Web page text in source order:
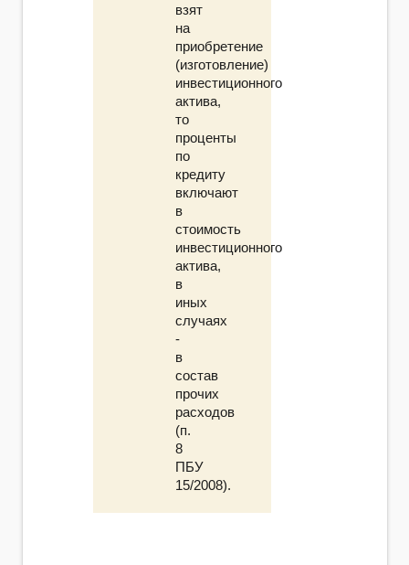
взят
на
приобретение
(изготовление)
инвестиционного
актива,
то
проценты
по
кредиту
включают
в
стоимость
инвестиционного
актива,
в
иных
случаях
-
в
состав
прочих
расходов
(п.
8
ПБУ
15/2008).